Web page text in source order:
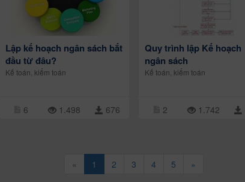
Lập kế hoạch ngân sách bắt
đầu từ đâu?
Kế toán, kiểm toán
6 1.498 676
Quy trình lập Kế hoạch
ngân sách
Kế toán, kiểm toán
2 1.742
« 1 2 3 4 5 »